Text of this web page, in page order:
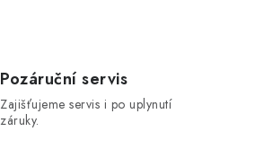
Pozáruční servis
Zajišťujeme servis i po uplynutí
záruky.